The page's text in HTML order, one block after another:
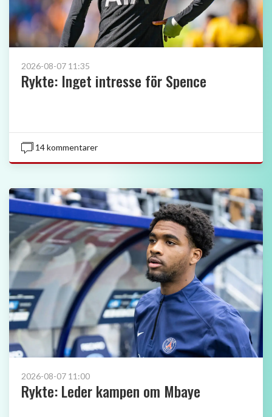
2026-08-07 11:35
Rykte: Inget intresse för Spence
14 kommentarer
2026-08-07 11:00
Rykte: Leder kampen om Mbaye